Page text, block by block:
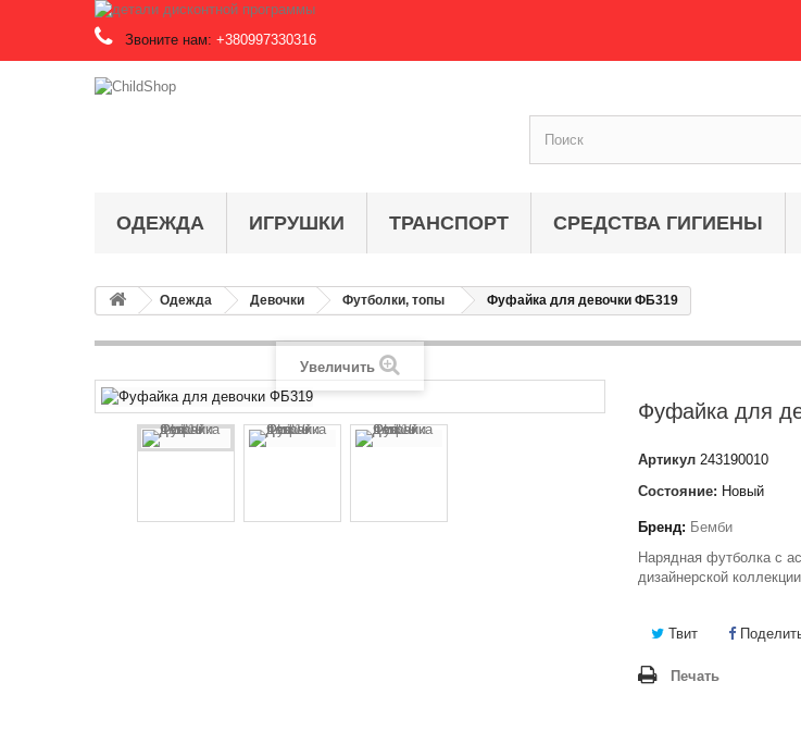
Звоните нам: +380997330316
ОДЕЖДА ИГРУШКИ ТРАНСПОРТ СРЕДСТВА ГИГИЕНЫ
Одежда Девочки Футболки, топы Фуфайка для девочки ФБ319
Увеличить
Фуфайка для
Артикул 243190010
Состояние: Новый
Бренд: Бемби
Нарядная футболка с
дизайнерской
Твит
Печать